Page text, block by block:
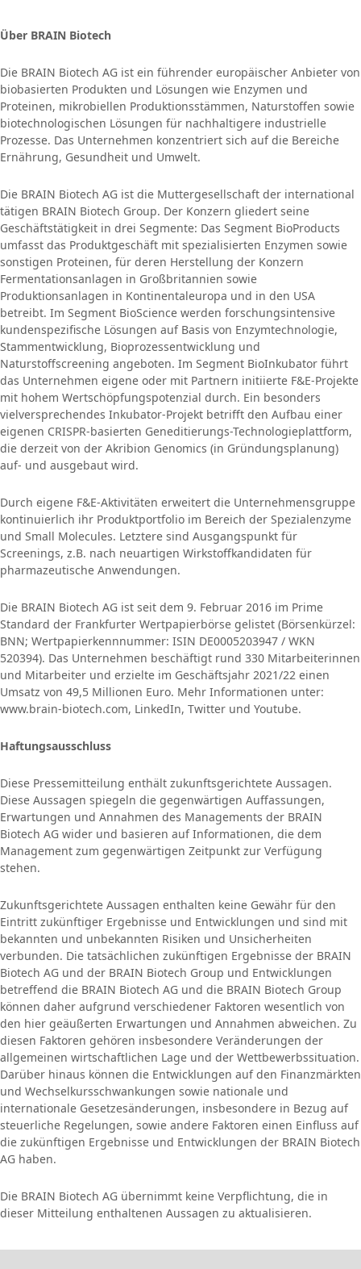
Über BRAIN Biotech
Die BRAIN Biotech AG ist ein führender europäischer Anbieter von
biobasierten Produkten und Lösungen wie Enzymen und
Proteinen, mikrobiellen Produktionsstämmen, Naturstoffen sowie
biotechnologischen Lösungen für nachhaltigere industrielle
Prozesse. Das Unternehmen konzentriert sich auf die Bereiche
Ernährung, Gesundheit und Umwelt.
Die BRAIN Biotech AG ist die Muttergesellschaft der international
tätigen BRAIN Biotech Group. Der Konzern gliedert seine
Geschäftstätigkeit in drei Segmente: Das Segment BioProducts
umfasst das Produktgeschäft mit spezialisierten Enzymen sowie
sonstigen Proteinen, für deren Herstellung der Konzern
Fermentationsanlagen in Großbritannien sowie
Produktionsanlagen in Kontinentaleuropa und in den USA
betreibt. Im Segment BioScience werden forschungsintensive
kundenspezifische Lösungen auf Basis von Enzymtechnologie,
Stammentwicklung, Bioprozessentwicklung und
Naturstoffscreening angeboten. Im Segment BioInkubator führt
das Unternehmen eigene oder mit Partnern initiierte F&E-Projekte
mit hohem Wertschöpfungspotenzial durch. Ein besonders
vielversprechendes Inkubator-Projekt betrifft den Aufbau einer
eigenen CRISPR-basierten Geneditierungs-Technologieplattform,
die derzeit von der Akribion Genomics (in Gründungsplanung)
auf- und ausgebaut wird.
Durch eigene F&E-Aktivitäten erweitert die Unternehmensgruppe
kontinuierlich ihr Produktportfolio im Bereich der Spezialenzyme
und Small Molecules. Letztere sind Ausgangspunkt für
Screenings, z.B. nach neuartigen Wirkstoffkandidaten für
pharmazeutische Anwendungen.
Die BRAIN Biotech AG ist seit dem 9. Februar 2016 im Prime
Standard der Frankfurter Wertpapierbörse gelistet (Börsenkürzel:
BNN; Wertpapierkennnummer: ISIN DE0005203947 / WKN
520394). Das Unternehmen beschäftigt rund 330 Mitarbeiterinnen
und Mitarbeiter und erzielte im Geschäftsjahr 2021/22 einen
Umsatz von 49,5 Millionen Euro. Mehr Informationen unter:
www.brain-biotech.com, LinkedIn, Twitter und Youtube.
Haftungsausschluss
Diese Pressemitteilung enthält zukunftsgerichtete Aussagen.
Diese Aussagen spiegeln die gegenwärtigen Auffassungen,
Erwartungen und Annahmen des Managements der BRAIN
Biotech AG wider und basieren auf Informationen, die dem
Management zum gegenwärtigen Zeitpunkt zur Verfügung
stehen.
Zukunftsgerichtete Aussagen enthalten keine Gewähr für den
Eintritt zukünftiger Ergebnisse und Entwicklungen und sind mit
bekannten und unbekannten Risiken und Unsicherheiten
verbunden. Die tatsächlichen zukünftigen Ergebnisse der BRAIN
Biotech AG und der BRAIN Biotech Group und Entwicklungen
betreffend die BRAIN Biotech AG und die BRAIN Biotech Group
können daher aufgrund verschiedener Faktoren wesentlich von
den hier geäußerten Erwartungen und Annahmen abweichen. Zu
diesen Faktoren gehören insbesondere Veränderungen der
allgemeinen wirtschaftlichen Lage und der Wettbewerbssituation.
Darüber hinaus können die Entwicklungen auf den Finanzmärkten
und Wechselkursschwankungen sowie nationale und
internationale Gesetzesänderungen, insbesondere in Bezug auf
steuerliche Regelungen, sowie andere Faktoren einen Einfluss auf
die zukünftigen Ergebnisse und Entwicklungen der BRAIN Biotech
AG haben.
Die BRAIN Biotech AG übernimmt keine Verpflichtung, die in
dieser Mitteilung enthaltenen Aussagen zu aktualisieren.